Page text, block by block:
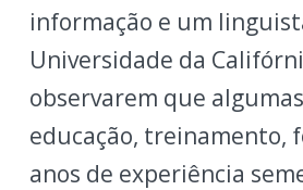
informação e um
Universidade da
observarem que
educação, treinamento,
anos de experiência